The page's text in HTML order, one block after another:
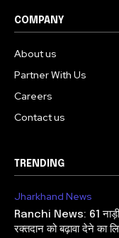
COMPANY
About us
Partner With Us
Careers
Contact us
TRENDING
Jharkhand News
Ranchi News: 61 नाड़ी
रक्तदान को बढ़ावा देने का